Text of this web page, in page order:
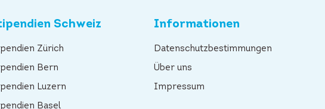
Schweiz
Zürich
Bern
Luzern
Basel
Informationen
Datenschutzbestimmungen
Über uns
Impressum